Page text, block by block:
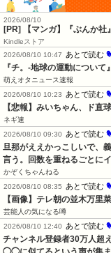
2026/08/10
[PR] 【マンガ】『ぶんか社
Kindleストア
2026/08/10 10:47
あとで読む
『チ。-地球の運動につい
萌えオタニュース速報
2026/08/10 10:23
あとで読む
【悲報】みいちゃん、ド直
ネギ速
2026/08/10 09:30
あとで読む
旦那がええかっこしいで、
言う。回数を重ねるごとに
かぞくちゃんねる
2026/08/10 08:35
あとで読む
【画像】テレ朝の並木万里
芸能人の気になる噂
2026/08/10 12:40
あとで読む
チャンネル登録者30万人超